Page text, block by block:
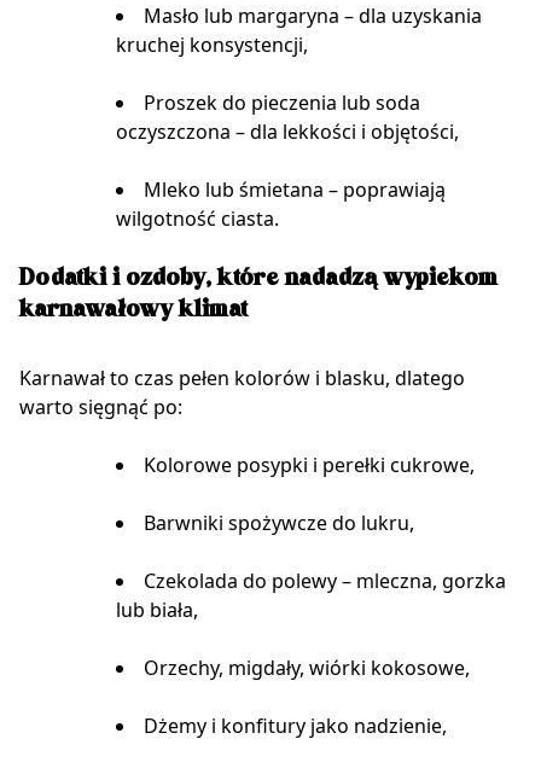
Masło lub margaryna – dla uzyskania
kruchej konsystencji,
Proszek do pieczenia lub soda
oczyszczona – dla lekkości i objętości,
Mleko lub śmietana – poprawiają
wilgotność ciasta.
Dodatki i ozdoby, które nadadzą wypiekom
karnawałowy klimat
Karnawał to czas pełen kolorów i blasku, dlatego
warto sięgnąć po:
Kolorowe posypki i perełki cukrowe,
Barwniki spożywcze do lukru,
Czekolada do polewy – mleczna, gorzka
lub biała,
Orzechy, migdały, wiórki kokosowe,
Dżemy i konfitury jako nadzienie,